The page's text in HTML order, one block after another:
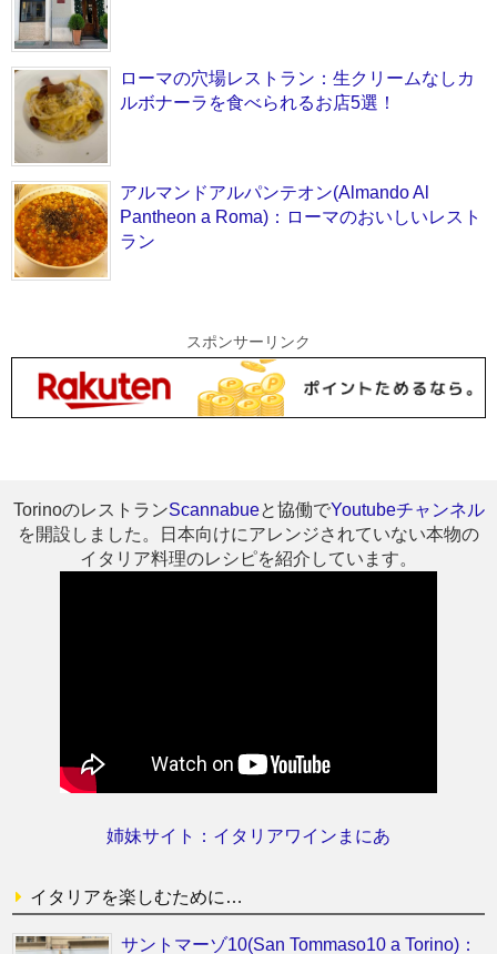
ローマの穴場レストラン：生クリームなしカ
ルボナーラを食べられるお店5選！
アルマンドアルパンテオン(Almando Al
Pantheon a Roma)：ローマのおいしいレスト
ラン
スポンサーリンク
TorinoのレストランScannabueと協働でYoutubeチャンネル
を開設しました。日本向けにアレンジされていない本物の
イタリア料理のレシピを紹介しています。
姉妹サイト：イタリアワインまにあ
イタリアを楽しむために…
サントマーゾ10(San Tommaso10 a Torino)：